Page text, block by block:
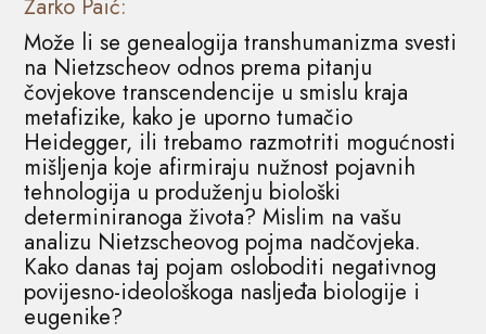
Može li se genealogija transhumanizma svesti
na Nietzscheov odnos prema pitanju
čovjekove transcendencije u smislu kraja
metafizike, kako je uporno tumačio
Heidegger, ili trebamo razmotriti mogućnosti
mišljenja koje afirmiraju nužnost pojavnih
tehnologija u produženju biološki
determiniranoga života? Mislim na vašu
analizu Nietzscheovog pojma nadčovjeka.
Kako danas taj pojam osloboditi negativnog
povijesno-ideološkoga nasljeđa biologije i
eugenike?